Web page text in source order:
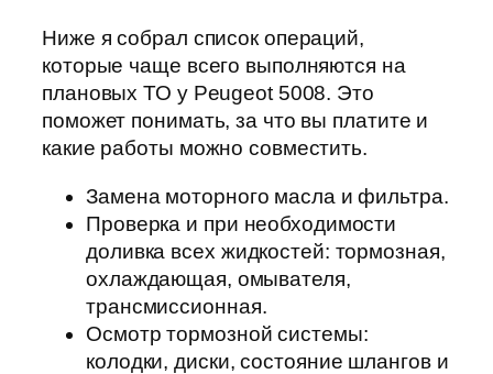
Ниже я собрал список операций,
которые чаще всего выполняются на
плановых ТО у Peugeot 5008. Это
поможет понимать, за что вы платите и
какие работы можно совместить.
Замена моторного масла и фильтра.
Проверка и при необходимости
доливка всех жидкостей: тормозная,
охлаждающая, омывателя,
трансмиссионная.
Осмотр тормозной системы:
колодки, диски, состояние шлангов и